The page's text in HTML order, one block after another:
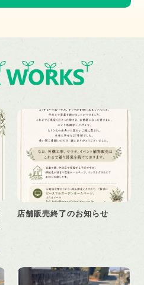
店舗販売終了のお知らせ